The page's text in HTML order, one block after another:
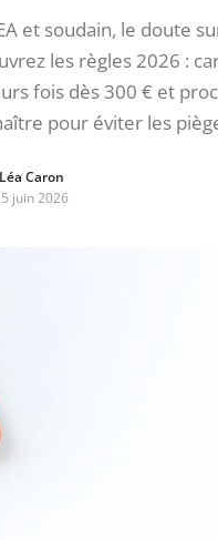
et soudain, le doute
les règles 2026 :
fois dès 300 € et
pour éviter les
Léa Caron
juin 2026